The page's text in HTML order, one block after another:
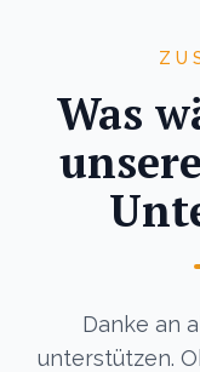
Was
Danke an
unterstützen.